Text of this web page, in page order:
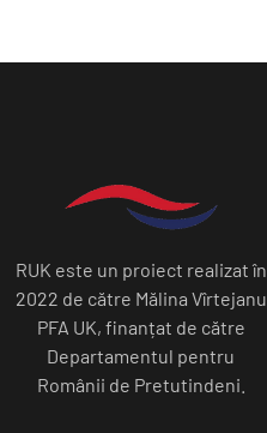
RUK este un proiect realizat în
2022 de către Mălina Vîrtejanu
PFA UK, finanțat de către
Departamentul pentru
Românii de Pretutindeni.